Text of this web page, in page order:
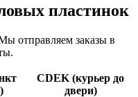
пластинок
отправляем заказы в
CDEK (курьер до
двери)